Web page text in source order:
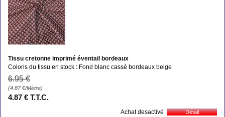
Tissu cretonne imprimé éventail bordeaux
Coloris du tissu en stock : Fond blanc cassé bordeaux beige
6.95 €
(4.87€/Mètre)
4.87 € T.T.C.
Achat desactivé